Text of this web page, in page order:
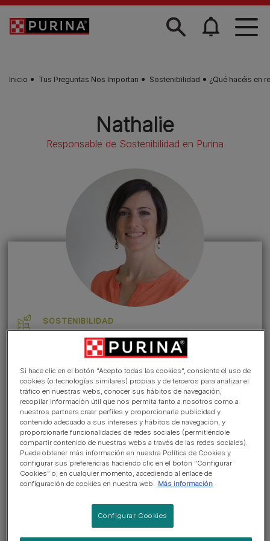
Skip to main content
Inicio Tus Preguntas Nos Importan Sostenibilidad ¿Qué hacéis en
Nathalie
Responsable de Sostenibilidad en Purina
SOSTENIBILIDAD
Ir a la sección >
En septiembre de 2019, Nestlé,
nuestra empresa matriz, anunció
su objetivo de lograr cero
emisiones netas de gases de
efecto invernadero para 2050.
Así pues, adopta el objetivo más
ambicioso del Acuerdo de París
para limitar el aumento de la
temperatura global a 1,5 °C y,
como empresa, estamos
Si hace clic en el botón “Acepto todas las cookies”, consiente el uso de
cookies (o tecnologías similares) propias y de terceros para analizar el
tráfico en nuestras webs, conocer sus hábitos de navegación,
recopilar información útil que nos permita tanto a nosotros como a
nuestros partners crear perfiles y proporcionarle publicidad y
contenido adecuado a sus intereses y hábitos de navegación, y
proporcionarle funcionalidades de redes sociales (permitiéndole
compartir contenido de nuestras webs a través de las redes sociales).
Puede obtener más información en nuestra Política de Cookies y
configurar sus preferencias haciendo clic en el botón “Configurar
Cookies” o, en cualquier momento, accediendo al enlace de
configuración de cookies en nuestra web. Más información
Configurar Cookies